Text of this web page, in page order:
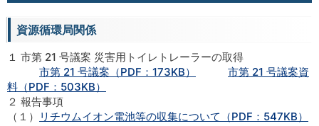
資源循環局関係
１ 市第 21 号議案 災害用トイレトレーラーの取得
市第 21 号議案（PDF：173KB）
市第 21 号議案資
料（PDF：503KB）
２ 報告事項
（１）
リチウムイオン電池等の収集について（PDF：547KB）